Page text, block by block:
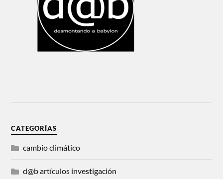
CATEGORÍAS
cambio climático
d@b artículos investigación